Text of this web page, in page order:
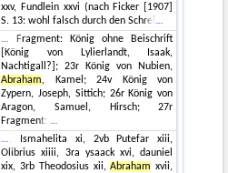
xxv, Fundlein xxvi (nach Ficker [1907]
S. 13: wohl falsch durch den Schrei
Fragment: König ohne Beischrift
[König von Lylierlandt, Isaak,
Nachtigall?]; 23r König von Nubien,
Abraham, Kamel; 24v König von
Zypern, Joseph, Sittich; 26r König von
Aragon, Samuel, Hirsch; 27r
Fragment:
, Ismahelita xi, 2vb Putefar xiii,
Olibrius xiiii, 3ra ysaack xvi, dauniel
xix, 3rb Theodosius xii,Abraham xvii,